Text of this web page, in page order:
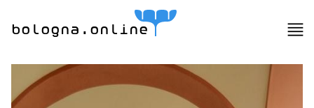
bologna.online